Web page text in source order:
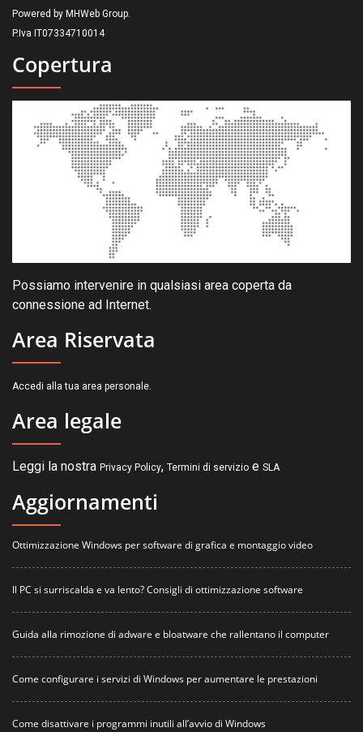
Powered by MHWeb Group.
P.Iva IT07334710014
Copertura
Possiamo intervenire in qualsiasi area coperta da
connessione ad Internet.
Area Riservata
Accedi alla tua area personale.
Area legale
Leggi la nostra Privacy Policy, Termini di servizio e SLA
Aggiornamenti
Ottimizzazione Windows per software di grafica e montaggio video
Il PC si surriscalda e va lento? Consigli di ottimizzazione software
Guida alla rimozione di adware e bloatware che rallentano il computer
Come configurare i servizi di Windows per aumentare le prestazioni
Come disattivare i programmi inutili all’avvio di Windows